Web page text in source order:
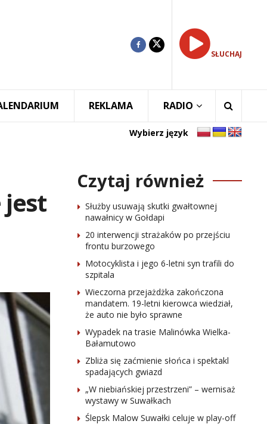
SŁUCHAJ
REKLAMA RADIO
Wybierz język
jest
Czytaj również
Służby usuwają skutki gwałtownej
nawałnicy w Gołdapi
20 interwencji strażaków po przejściu
frontu burzowego
Motocyklista i jego 6-letni syn trafili do
szpitala
Wieczorna przejażdżka zakończona
mandatem. 19-letni kierowca wiedział,
że auto nie było sprawne
Wypadek na trasie Malinówka Wielka-
Bałamutowo
Zbliża się zaćmienie słońca i spektakl
spadających gwiazd
„W niebiańskiej przestrzeni” – wernisaż
wystawy w Suwałkach
Ślepsk Malow Suwałki celuje w play-off